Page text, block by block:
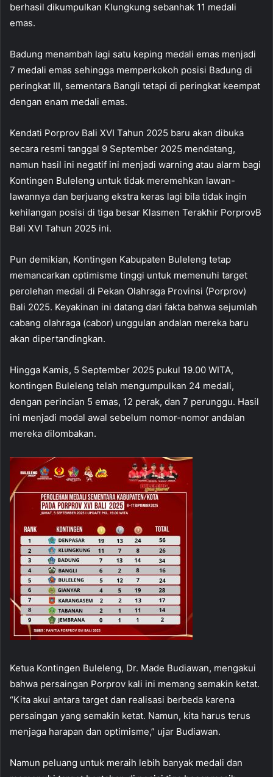
berhasil dikumpulkan Klungkung sebanhak 11 medali
emas.
Badung menambah lagi satu keping medali emas menjadi
7 medali emas sehingga memperkokoh posisi Badung di
peringkat III, sementara Bangli tetapi di peringkat keempat
dengan enam medali emas.
Kendati Porprov Bali XVI Tahun 2025 baru akan dibuka
secara resmi tanggal 9 September 2025 mendatang,
namun hasil ini negatif ini menjadi warning atau alarm bagi
Kontingen Buleleng untuk tidak meremehkan lawan-
lawannya dan berjuang ekstra keras lagi bila tidak ingin
kehilangan posisi di tiga besar Klasmen Terakhir PorprovB
Bali XVI Tahun 2025 ini.
Pun demikian, Kontingen Kabupaten Buleleng tetap
memancarkan optimisme tinggi untuk memenuhi target
perolehan medali di Pekan Olahraga Provinsi (Porprov)
Bali 2025. Keyakinan ini datang dari fakta bahwa sejumlah
cabang olahraga (cabor) unggulan andalan mereka baru
akan dipertandingkan.
Hingga Kamis, 5 September 2025 pukul 19.00 WITA,
kontingen Buleleng telah mengumpulkan 24 medali,
dengan perincian 5 emas, 12 perak, dan 7 perunggu. Hasil
ini menjadi modal awal sebelum nomor-nomor andalan
mereka dilombakan.
Ketua Kontingen Buleleng, Dr. Made Budiawan, mengakui
bahwa persaingan Porprov kali ini memang semakin ketat.
“Kita akui antara target dan realisasi berbeda karena
persaingan yang semakin ketat. Namun, kita harus terus
menjaga harapan dan optimisme,” ujar Budiawan.
Namun peluang untuk meraih lebih banyak medali dan